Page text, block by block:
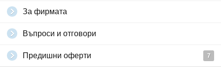
За фирмата
Въпроси и отговори
Предишни оферти 7